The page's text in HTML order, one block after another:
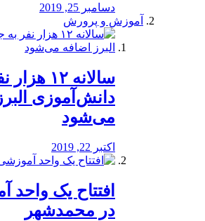
دسامبر 25, 2019
آموزش و پرورش
️سالانه
دانش‌آموزی
می‌شود
اکتبر 22, 2019
افتتاح یک واحد
در محمدشهر